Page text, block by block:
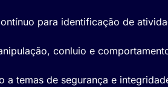
para identificação de
conluio e
a temas de segurança e